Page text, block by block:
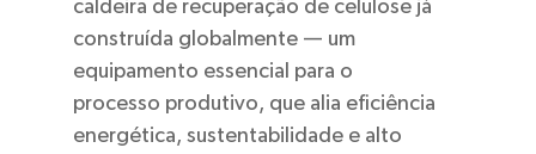
caldeira de recuperação de celulose já
construída globalmente — um
equipamento essencial para o
processo produtivo, que alia eficiência
energética, sustentabilidade e alto